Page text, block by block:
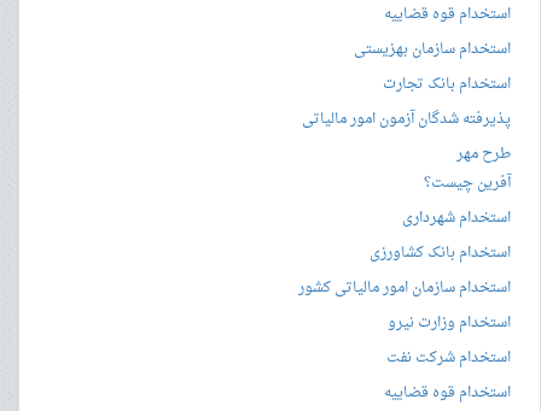
استخدام قوه قضاییه
استخدام سازمان بهزیستی
استخدام بانک تجارت
پذیرفته شدگان آزمون امور مالیاتی
طرح مهر
آفرین چیست؟
استخدام شهرداری
استخدام بانک کشاورزی
استخدام سازمان امور مالیاتی کشور
استخدام وزارت نیرو
استخدام شرکت نفت
استخدام قوه قضاییه